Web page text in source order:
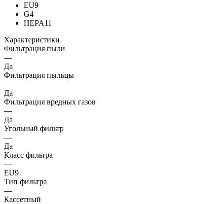
EU9
G4
HEPA11
Характеристики
Фильтрация пыли
—
Да
Фильтрация пыльцы
—
Да
Фильтрация вредных газов
—
Да
Угольный фильтр
—
Да
Класс фильтра
—
EU9
Тип фильтра
—
Кассетный